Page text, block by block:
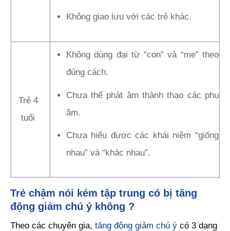
Không giao lưu với các trẻ khác.
Trẻ 4
tuổi
Không dùng đại từ “con” và “mẹ” theo
đúng cách.
Chưa thể phát âm thành thạo các phụ
âm.
Chưa hiểu được các khái niệm “giống
nhau” và “khác nhau”.
Trẻ chậm nói kém tập trung có bị tăng
động giảm chú ý không ?
Theo các chuyên gia, tăng động giảm chú ý có 3 dạng